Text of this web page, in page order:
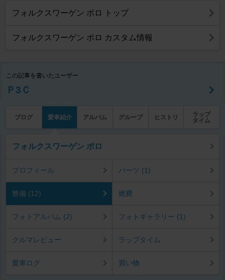
フォルクスワーゲン ポロ トップ
フォルクスワーゲン ポロ カスタム情報
この記事を書いたユーザー
Ｐ3Ｃ
ブログ 愛車紹介 アルバム グループ ヒストリ
ラップ
タイム
フォルクスワーゲン ポロ
プロフィール パーツ (1)
整備 (12) 燃費
フォトアルバム (2) フォトギャラリー (1)
クルマレビュー ラップタイム
愛車ログ 買い物